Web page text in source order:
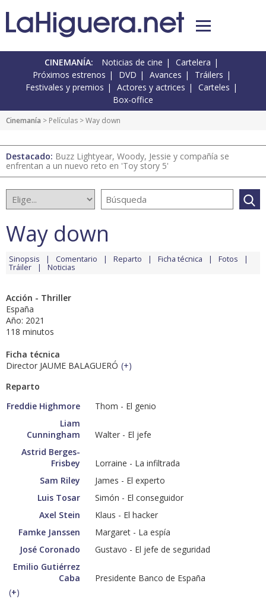
CINEMANÍA: Noticias de cine
Cartelera
Próximos estrenos
DVD Avances
Tráilers
Festivales y premios
Actores y actrices
Carteles
Box-office
Cinemanía > Películas > Way down
Destacado: Buzz Lightyear, Woody, Jessie y compañía se
enfrentan a un nuevo reto en 'Toy story 5'
Way down
Sinopsis Comentario Reparto Ficha técnica Fotos
Tráiler Noticias
Acción - Thriller
España
Año: 2021
118 minutos
Ficha técnica
Director JAUME BALAGUERÓ (+)
Reparto
Freddie Highmore
Thom - El genio
Liam
Cunningham
Walter - El jefe
Astrid Berges-
Frisbey
Lorraine - La infiltrada
Sam Riley
James - El experto
Luis Tosar
Simón - El conseguidor
Axel Stein
Klaus - El hacker
Famke Janssen
Margaret - La espía
José Coronado
Gustavo - El jefe de seguridad
Emilio Gutiérrez
Caba
Presidente Banco de España
(+)